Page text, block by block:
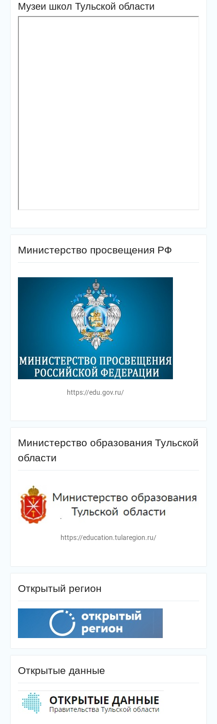
Музеи школ Тульской области
Министерство просвещения РФ
https://edu.gov.ru/
Министерство образования Тульской
области
https://education.tularegion.ru/
Открытый регион
Открытые данные